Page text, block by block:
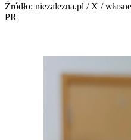
Źródło: niezalezna.pl / X /
PR